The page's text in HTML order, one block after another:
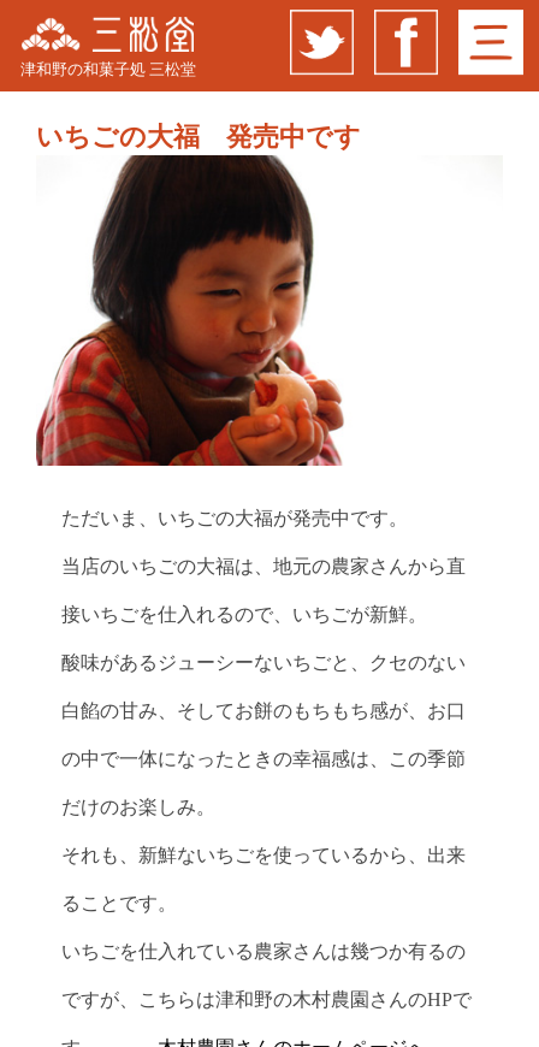
津和野の和菓子処 三松堂
いちごの大福 発売中です
ただいま、いちごの大福が発売中です。
当店のいちごの大福は、地元の農家さんから直
接いちごを仕入れるので、いちごが新鮮。
酸味があるジューシーないちごと、クセのない
白餡の甘み、そしてお餅のもちもち感が、お口
の中で一体になったときの幸福感は、この季節
だけのお楽しみ。
それも、新鮮ないちごを使っているから、出来
ることです。
いちごを仕入れている農家さんは幾つか有るの
ですが、こちらは津和野の木村農園さんのHPで